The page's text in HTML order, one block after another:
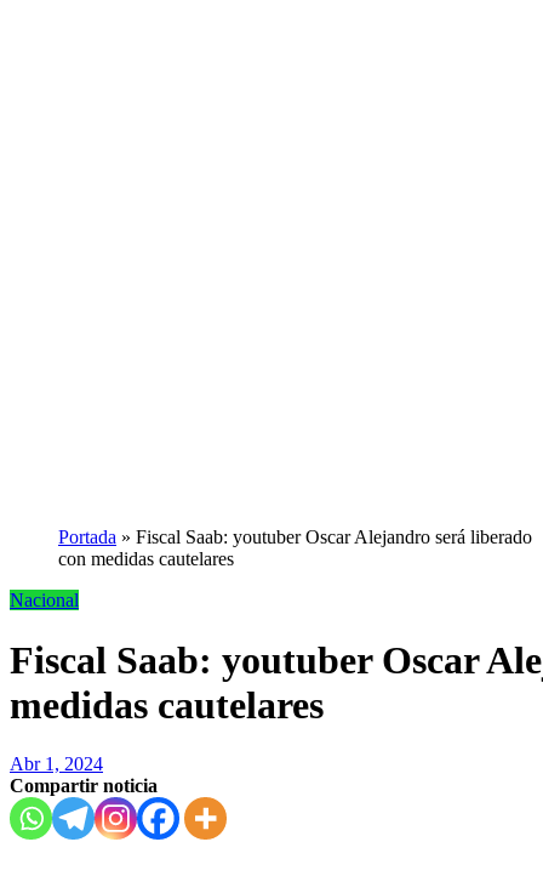
Portada » Fiscal Saab: youtuber Oscar Alejandro será liberado
con medidas cautelares
Nacional
Fiscal Saab: youtuber Oscar
medidas cautelares
Abr 1, 2024
Compartir noticia